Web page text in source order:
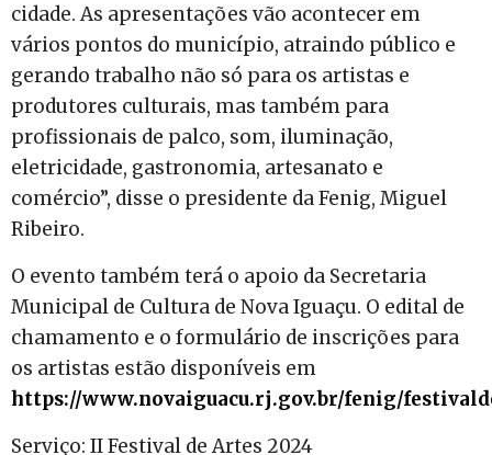
cidade. As apresentações vão acontecer em
vários pontos do município, atraindo público e
gerando trabalho não só para os artistas e
produtores culturais, mas também para
profissionais de palco, som, iluminação,
eletricidade, gastronomia, artesanato e
comércio”, disse o presidente da Fenig, Miguel
Ribeiro.
O evento também terá o apoio da Secretaria
Municipal de Cultura de Nova Iguaçu. O edital de
chamamento e o formulário de inscrições para
os artistas estão disponíveis em
https://www.novaiguacu.rj.gov.br/fenig/
Serviço: II Festival de Artes 2024